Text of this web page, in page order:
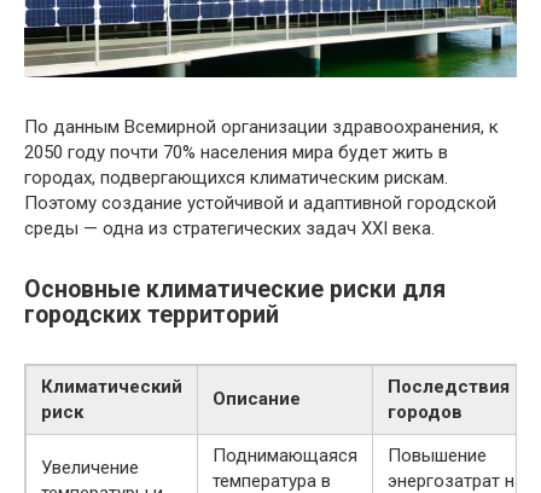
По данным Всемирной организации здравоохранения, к
2050 году почти 70% населения мира будет жить в
городах, подвергающихся климатическим рискам.
Поэтому создание устойчивой и адаптивной городской
среды — одна из стратегических задач XXI века.
Основные климатические риски для
городских территорий
Климатический
риск
Описание
Последствия
городов
Увеличение
Поднимающаяся
температура в
Повышение
энергозатрат на